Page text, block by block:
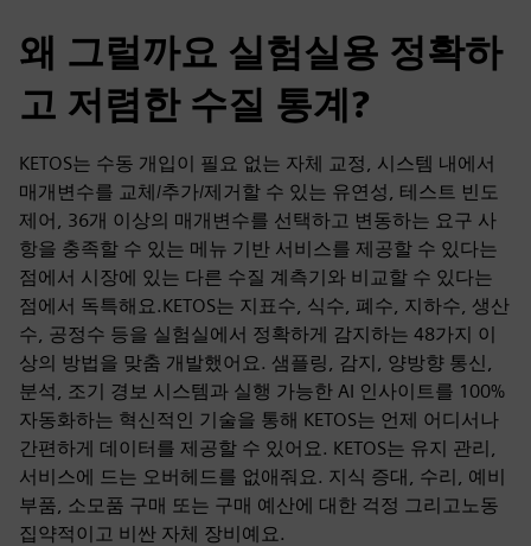
왜 그럴까요 실험실용 정확하
고 저렴한 수질 통계?
KETOS는 수동 개입이 필요 없는 자체 교정, 시스템 내에서
매개변수를 교체/추가/제거할 수 있는 유연성, 테스트 빈도
제어, 36개 이상의 매개변수를 선택하고 변동하는 요구 사
항을 충족할 수 있는 메뉴 기반 서비스를 제공할 수 있다는
점에서 시장에 있는 다른 수질 계측기와 비교할 수 있다는
점에서 독특해요.KETOS는 지표수, 식수, 폐수, 지하수, 생산
수, 공정수 등을 실험실에서 정확하게 감지하는 48가지 이
상의 방법을 맞춤 개발했어요. 샘플링, 감지, 양방향 통신,
분석, 조기 경보 시스템과 실행 가능한 AI 인사이트를 100%
자동화하는 혁신적인 기술을 통해 KETOS는 언제 어디서나
간편하게 데이터를 제공할 수 있어요. KETOS는 유지 관리,
서비스에 드는 오버헤드를 없애줘요. 지식 증대, 수리, 예비
부품, 소모품 구매 또는 구매 예산에 대한 걱정 그리고노동
집약적이고 비싼 자체 장비예요.